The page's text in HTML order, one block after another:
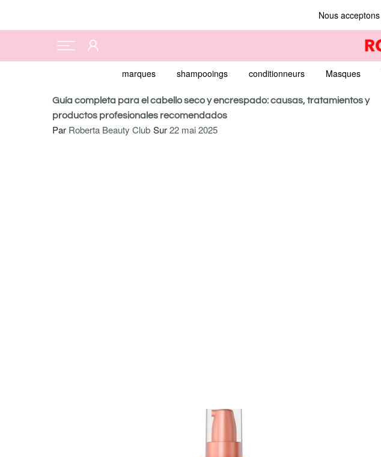
Nous acceptons
marques shampooings conditionneurs Masques
Guía completa para el cabello seco y encrespado: causas, tratamientos y
productos profesionales recomendados
Par Roberta Beauty Club Sur22 mai 2025